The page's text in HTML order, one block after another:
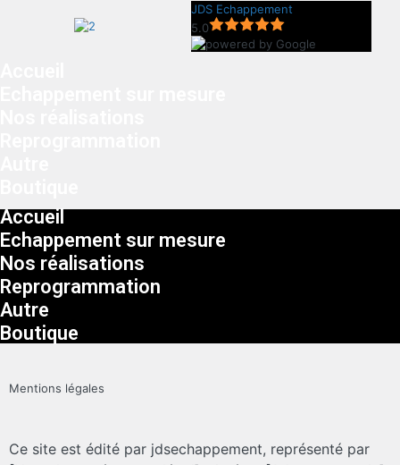
JDS Echappement
5.0
Accueil
Echappement sur mesure
Nos réalisations
Reprogrammation
Autre
Boutique
Mentions légales
Ce site est édité par jdsechappement, représenté par